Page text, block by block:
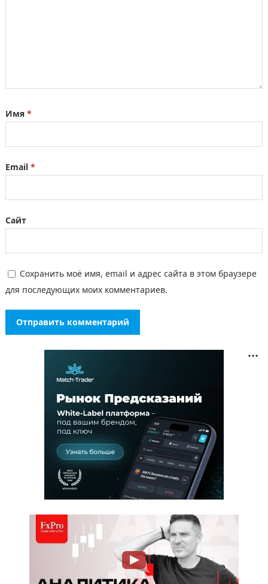
Имя *
Email *
Сайт
Сохранить моё имя, email и адрес сайта в этом браузере
для последующих моих комментариев.